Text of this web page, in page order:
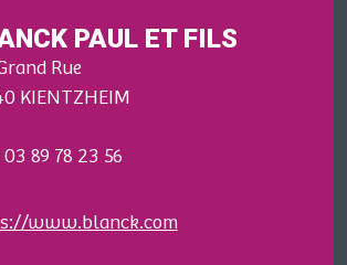
PAUL ET FILS
Rue
KIENTZHEIM
03 89 78 23 56
www.blanck.com